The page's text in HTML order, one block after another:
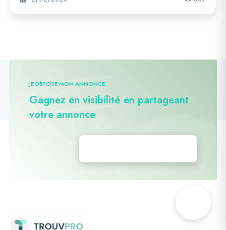
JE DÉPOSE MON ANNONCE
Gagnez en visibilité en partageant
votre annonce